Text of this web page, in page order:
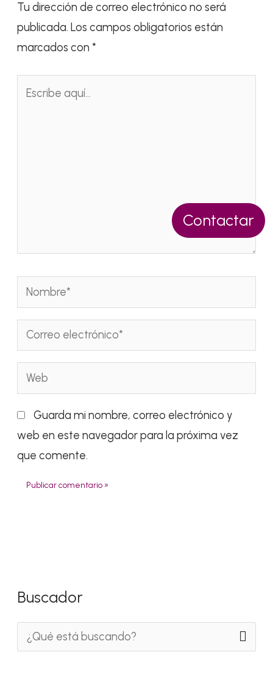
Contactar
Tu dirección de correo electrónico no será
publicada. Los campos obligatorios están
marcados con*
Nombre*
Correo
electrónico*
Web
Guarda mi nombre, correo electrónico y
web en este navegador para la próxima vez
que comente.
Buscador